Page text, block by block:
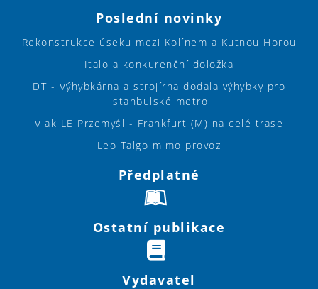
Poslední novinky
Rekonstrukce úseku mezi Kolínem a Kutnou Horou
Italo a konkurenční doložka
DT - Výhybkárna a strojírna dodala výhybky pro
istanbulské metro
Vlak LE Przemyśl - Frankfurt (M) na celé trase
Leo Talgo mimo provoz
Předplatné
Ostatní publikace
Vydavatel